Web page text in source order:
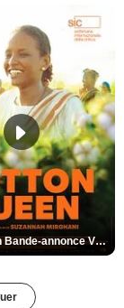
Cotton Queen Bande-annonce VO STFR